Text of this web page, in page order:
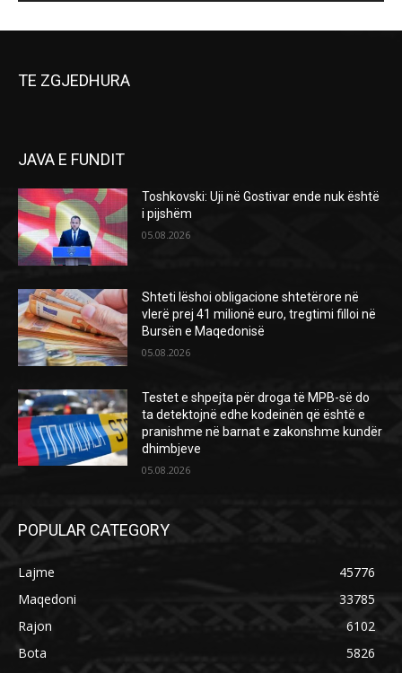
TE ZGJEDHURA
JAVA E FUNDIT
Toshkovski: Uji në Gostivar ende nuk është
i pijshëm
05.08.2026
Shteti lëshoi obligacione shtetërore në
vlerë prej 41 milionë euro, tregtimi filloi në
Bursën e Maqedonisë
05.08.2026
Testet e shpejta për droga të MPB-së do
ta detektojnë edhe kodeinën që është e
pranishme në barnat e zakonshme kundër
dhimbjeve
05.08.2026
POPULAR CATEGORY
Lajme
45776
Maqedoni
33785
Rajon
6102
Bota
5826